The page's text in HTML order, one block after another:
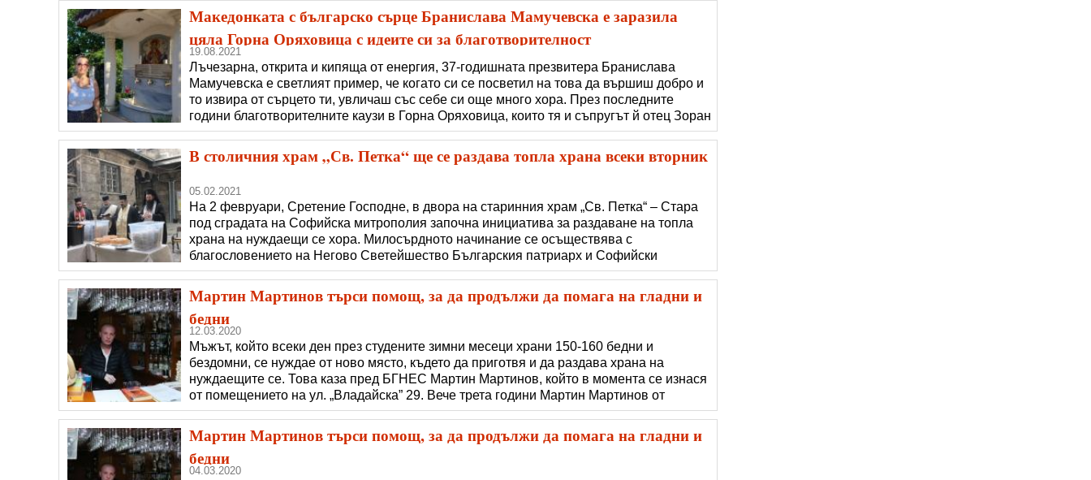
Северозапада да тръгнат на училище“ е
Македонката с българско сърце Бранислава Мамучевска е заразила
цяла Горна Оряховица с идеите си за благотворителност
19.08.2021
Лъчезарна, открита и кипяща от енергия, 37-годишната презвитера Бранислава
Мамучевска е светлият пример, че когато си се посветил на това да вършиш добро и
то извира от сърцето ти, увличаш със себе си още много хора. През последните
години благотворителните каузи в Горна Оряховица, които тя и съпругът й отец Зоран
инициират, се радват на все повече съмишленици. Идеите й се множат, има планове
за месеци напред, защото за нея е важно добрин�
В столичния храм „Св. Петка“ ще се раздава топла храна всеки вторник
05.02.2021
На 2 февруари, Сретение Господне, в двора на старинния храм „Св. Петка“ – Стара
под сградата на Софийска митрополия започна инициатива за раздаване на топла
храна на нуждаещи се хора. Милосърдното начинание се осъществява с
благословението на Негово Светейшество Българския патриарх и Софийски
митрополит Неофит. Всеки вторник от 12 ч. в двора на столичния храм ще се
предоставя храна, осигурена от Обрадовския манастир „Св. вмчк Мина“.
Мартин Мартинов търси помощ, за да продължи да помага на гладни и
бедни
12.03.2020
Мъжът, който всеки ден през студените зимни месеци храни 150-160 бедни и
бездомни, се нуждае от ново място, където да приготвя и да раздава храна на
нуждаещите се. Това каза пред БГНЕС Мартин Мартинов, който в момента се изнася
от помещението на ул. „Владайска” 29. Вече трета години Мартин Мартинов от
ресторант „Гамбринус” осигурява топла храна на бездомници в месеците от началото
на ноември до пролетта, всеки ден. „Дойде моментът, в
Мартин Мартинов търси помощ, за да продължи да помага на гладни и
бедни
04.03.2020